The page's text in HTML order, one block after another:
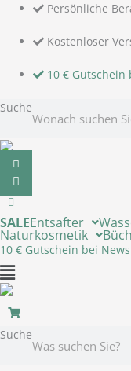
Zum
springen
Persönliche
Kostenloser
10 €
Suche
SALEEntsafter
Naturkosmetik
10 € Gutschein bei
Flyout
Menu
Suche